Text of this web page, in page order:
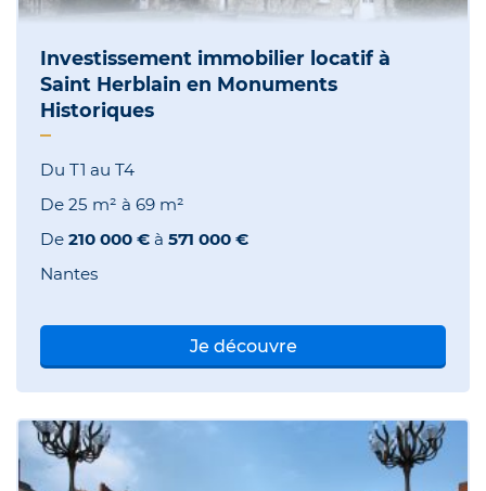
Investissement immobilier locatif à
Saint Herblain en Monuments
Historiques
Du T1 au T4
De 25 m² à 69 m²
De 210 000 € à 571 000 €
Nantes
Je découvre